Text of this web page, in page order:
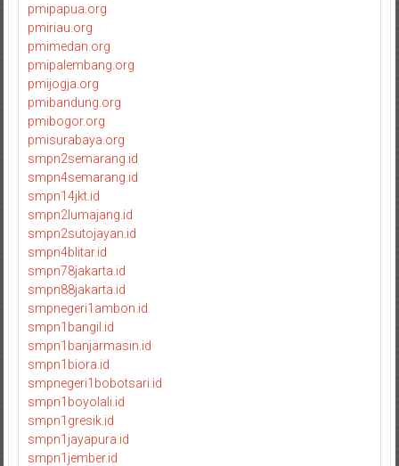
pmipapua.org
pmiriau.org
pmimedan.org
pmipalembang.org
pmijogja.org
pmibandung.org
pmibogor.org
pmisurabaya.org
smpn2semarang.id
smpn4semarang.id
smpn14jkt.id
smpn2lumajang.id
smpn2sutojayan.id
smpn4blitar.id
smpn78jakarta.id
smpn88jakarta.id
smpnegeri1ambon.id
smpn1bangil.id
smpn1banjarmasin.id
smpn1biora.id
smpnegeri1bobotsari.id
smpn1boyolali.id
smpn1gresik.id
smpn1jayapura.id
smpn1jember.id